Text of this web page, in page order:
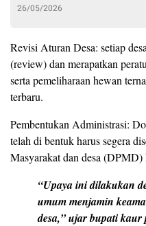
26/05/2026
Revisi Aturan Desa: setiap
(review) dan merapatkan
serta pemeliharaan hewan
terbaru.
Pembentukan Administrasi:
telah di bentuk harus segera
Masyarakat dan desa
“Upaya ini dilakukan
umum menjamin
desa,” ujar bupati kaur